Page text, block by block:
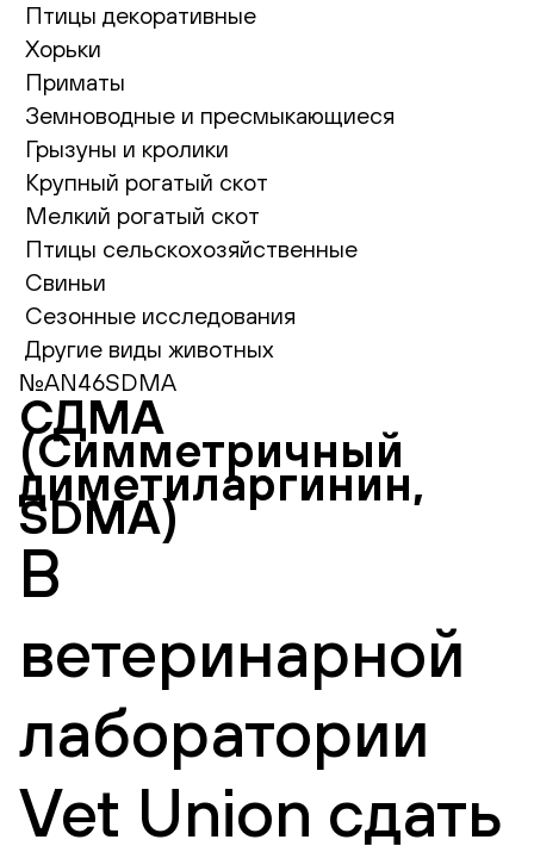
Птицы декоративные
Хорьки
Приматы
Земноводные и пресмыкающиеся
Грызуны и кролики
Крупный рогатый скот
Мелкий рогатый скот
Птицы сельскохозяйственные
Свиньи
Сезонные исследования
Другие виды животных
№AN46SDMA
СДМА
(Симметричный
диметиларгинин,
SDMA)
В
ветеринарной
лаборатории
Vet Union сдать